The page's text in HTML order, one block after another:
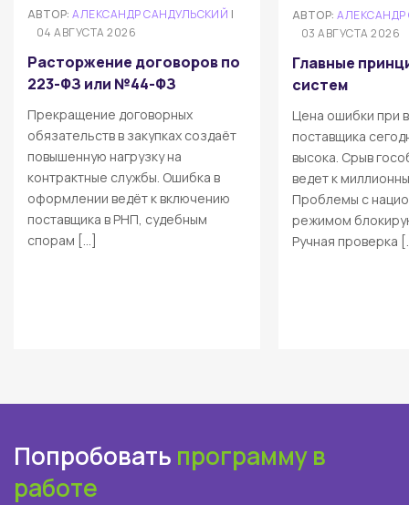
АВТОР:АЛЕКСАНДР САНДУЛЬСКИЙ |
04 АВГУСТА 2026
Расторжение договоров по
223-ФЗ или №44-ФЗ
Прекращение договорных
обязательств в закупках создаёт
повышенную нагрузку на
контрактные службы. Ошибка в
оформлении ведёт к включению
поставщика в РНП, судебным
спорам […]
АВТОР:
03 АВГУСТА 2026
Главные
систем
Цена ошибки при
поставщика
высока. Срыв
ведет к
Проблемы с
режимом
Ручная проверка
Попробовать программу в
работе